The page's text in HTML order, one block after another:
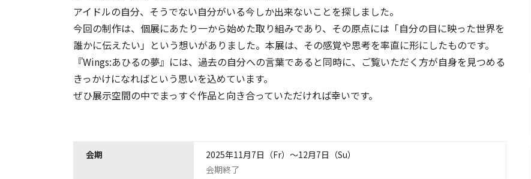
アイドルの自分、そうでない自分がいる今しか出来ないことを探しました。
今回の制作は、個展にあたり一から始めた取り組みであり、その原点には「自分の目に映った世界を
誰かに伝えたい」という想いがありました。本展は、その感覚や思考を率直に形にしたものです。
『Wings:あひるの夢』には、過去の自分への言葉であると同時に、ご覧いただく方が自身を見つめる
きっかけになればという思いを込めています。
ぜひ展示空間の中でまっすぐ作品と向き合っていただければ幸いです。
会期
2025年11月7日（Fr）〜12月7日（Su）
会期終了